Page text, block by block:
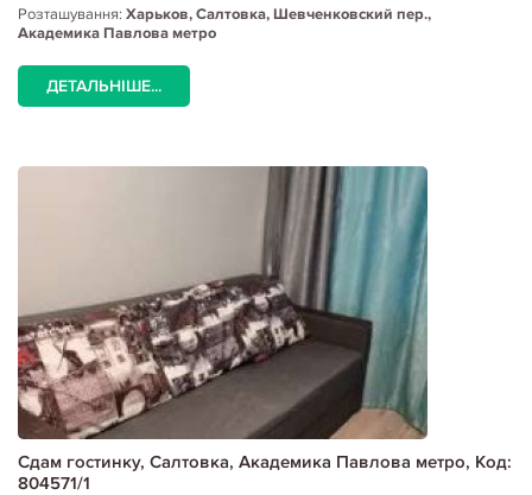
Розташування: Харьков, Салтовка, Шевченковский пер.,
Академика Павлова метро
ДЕТАЛЬНІШЕ...
Сдам гостинку, Салтовка, Академика Павлова метро, Код:
804571/1